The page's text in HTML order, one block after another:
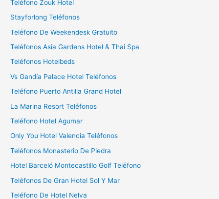
:
Teléfono Zouk Hotel
Stayforlong Teléfonos
Teléfono De Weekendesk Gratuito
Teléfonos Asia Gardens Hotel & Thai Spa
Teléfonos Hotelbeds
Vs Gandía Palace Hotel Teléfonos
Teléfono Puerto Antilla Grand Hotel
La Marina Resort Teléfonos
Teléfono Hotel Agumar
Only You Hotel Valencia Teléfonos
Teléfonos Monasterio De Piedra
Hotel Barceló Montecastillo Golf Teléfono
Teléfonos De Gran Hotel Sol Y Mar
Teléfono De Hotel Nelva